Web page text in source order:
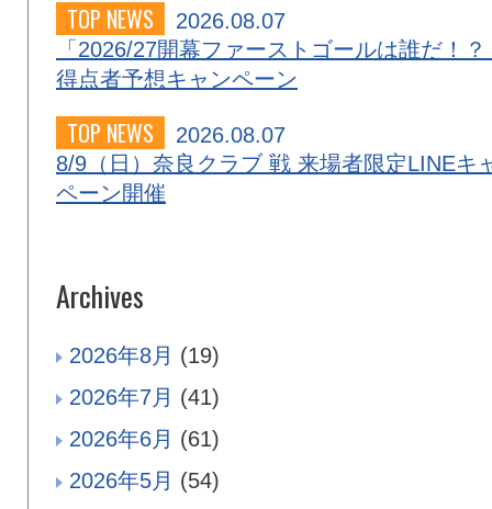
TOP NEWS
2026.08.07
「2026/27開幕ファーストゴールは誰だ！？
得点者予想キャンペーン
TOP NEWS
2026.08.07
8/9（日）奈良クラブ 戦 来場者限定LINEキ
ペーン開催
Archives
2026年8月 (19)
2026年7月 (41)
2026年6月 (61)
2026年5月 (54)